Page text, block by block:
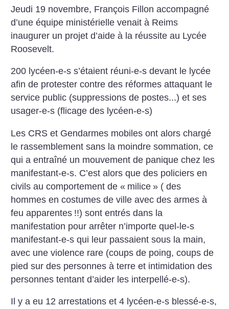
Jeudi 19 novembre, François Fillon accompagné
d’une équipe ministérielle venait à Reims
inaugurer un projet d’aide à la réussite au Lycée
Roosevelt.
200 lycéen-e-s s’étaient réuni-e-s devant le lycée
afin de protester contre des réformes attaquant le
service public (suppressions de postes...) et ses
usager-e-s (flicage des lycéen-e-s)
Les CRS et Gendarmes mobiles ont alors chargé
le rassemblement sans la moindre sommation, ce
qui a entraîné un mouvement de panique chez les
manifestant-e-s. C’est alors que des policiers en
civils au comportement de « milice » ( des
hommes en costumes de ville avec des armes à
feu apparentes !!) sont entrés dans la
manifestation pour arrêter n’importe quel-le-s
manifestant-e-s qui leur passaient sous la main,
avec une violence rare (coups de poing, coups de
pied sur des personnes à terre et intimidation des
personnes tentant d’aider les interpellé-e-s).
Il y a eu 12 arrestations et 4 lycéen-e-s blessé-e-s,